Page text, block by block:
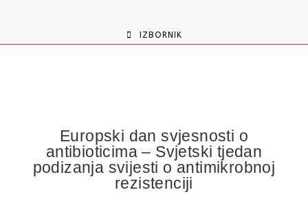
IZBORNIK
Europski dan svjesnosti o
antibioticima – Svjetski tjedan
podizanja svijesti o antimikrobnoj
rezistenciji